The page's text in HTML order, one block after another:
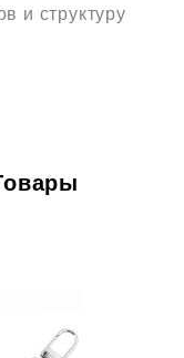
и структуру